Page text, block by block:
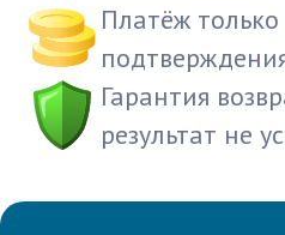
Платёж
Гарантия
результат не